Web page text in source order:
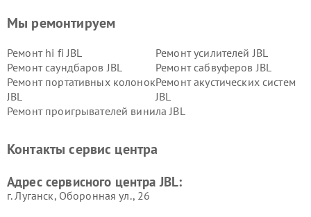
Мы ремонтируем
Ремонт hi fi JBL
Ремонт усилителей JBL
Ремонт саундбаров JBL
Ремонт сабвуферов JBL
Ремонт портативных колонок
JBL
Ремонт акустических систем
JBL
Ремонт проигрывателей винила JBL
Контакты сервис центра
Адрес сервисного центра JBL:
г. Луганск, Оборонная ул., 26